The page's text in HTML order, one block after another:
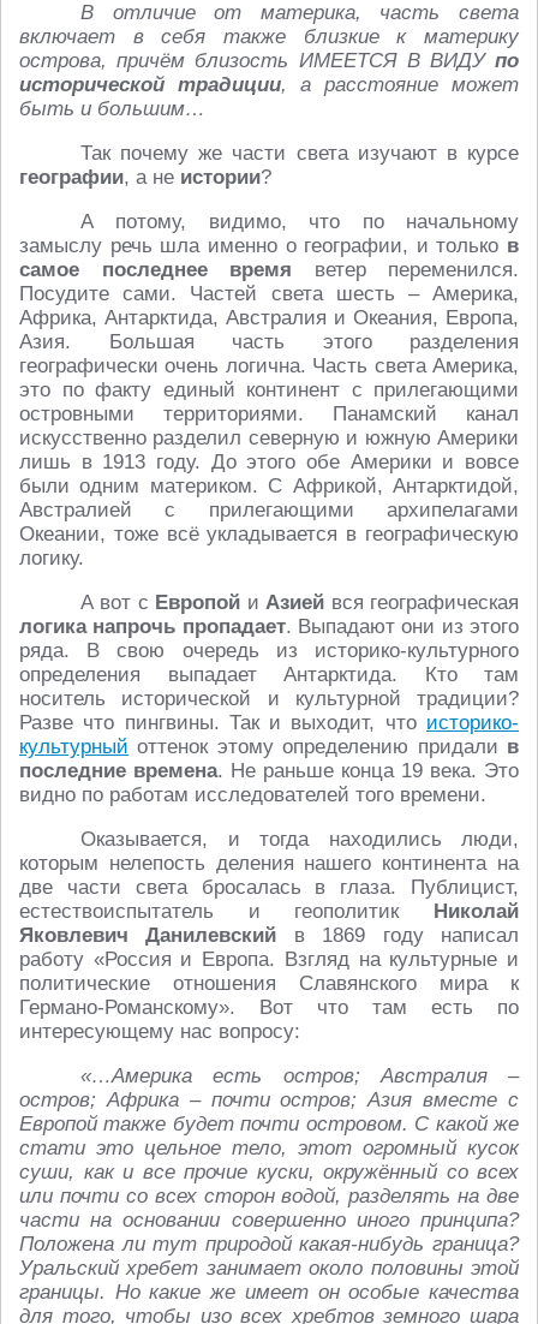
В отличие от материка, часть света
включает в себя также близкие к материку
острова, причём близость ИМЕЕТСЯ В ВИДУ по
исторической традиции, а расстояние может
быть и большим…
Так почему же части света изучают в курсе
географии, а не истории?
А потому, видимо, что по начальному
замыслу речь шла именно о географии, и только в
самое последнее время ветер переменился.
Посудите сами. Частей света шесть – Америка,
Африка, Антарктида, Австралия и Океания, Европа,
Азия. Большая часть этого разделения
географически очень логична. Часть света Америка,
это по факту единый континент с прилегающими
островными территориями. Панамский канал
искусственно разделил северную и южную Америки
лишь в 1913 году. До этого обе Америки и вовсе
были одним материком. С Африкой, Антарктидой,
Австралией с прилегающими архипелагами
Океании, тоже всё укладывается в географическую
логику.
А вот с Европой иАзией вся географическая
логика напрочь пропадает. Выпадают они из этого
ряда. В свою очередь из историко-культурного
определения выпадает Антарктида. Кто там
носитель исторической и культурной традиции?
Разве что пингвины. Так и выходит, что историко-
культурный оттенок этому определению придали в
последние времена. Не раньше конца 19 века. Это
видно по работам исследователей того времени.
Оказывается, и тогда находились люди,
которым нелепость деления нашего континента на
две части света бросалась в глаза. Публицист,
естествоиспытатель и геополитик Николай
Яковлевич Данилевский в 1869 году написал
работу «Россия и Европа. Взгляд на культурные и
политические отношения Славянского мира к
Германо-Романскому». Вот что там есть по
интересующему нас вопросу:
«…Америка есть остров; Австралия –
остров; Африка – почти остров; Азия вместе с
Европой также будет почти островом. С какой же
стати это цельное тело, этот огромный кусок
суши, как и все прочие куски, окружённый со всех
или почти со всех сторон водой, разделять на две
части на основании совершенно иного принципа?
Положена ли тут природой какая-нибудь граница?
Уральский хребет занимает около половины этой
границы. Но какие же имеет он особые качества
для того, чтобы изо всех хребтов земного шара